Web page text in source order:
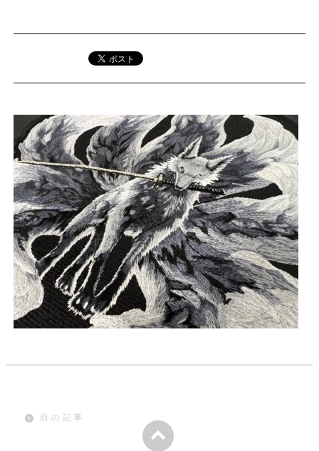
前の記事